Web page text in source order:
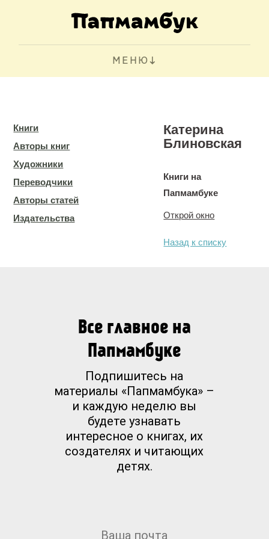
МЕНЮ
Книги
Авторы книг
Художники
Переводчики
Авторы статей
Издательства
Катерина
Блиновская
Книги на
Папмамбуке
Открой окно
Назад к списку
Все главное на
Папмамбуке
Подпишитесь на
материалы «Папмамбука» –
и каждую неделю вы
будете узнавать
интересное о книгах, их
создателях и читающих
детях.